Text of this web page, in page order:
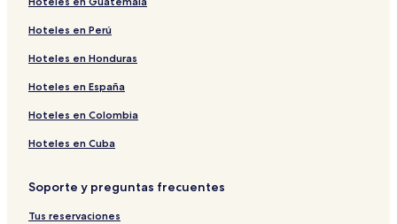
Hoteles en Perú
Hoteles en Honduras
Hoteles en España
Hoteles en Colombia
Hoteles en Cuba
Soporte y preguntas frecuentes
Tus reservaciones